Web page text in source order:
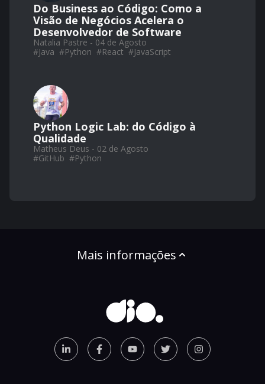
Do Business ao Código: Como a
Visão de Negócios Acelera o
Desenvolvedor de Software
Natalia Pastre - 04 de Agosto
#Java #Python #React #JavaScript
Python Logic Lab: do Código à
Qualidade
Matheus Deus - 02 de Agosto
#GitHub #Python
Mais informações